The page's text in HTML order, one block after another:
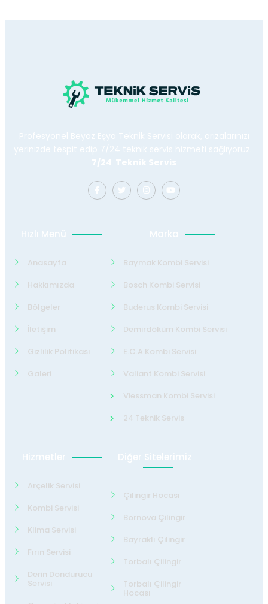
Profesyonel Beyaz Eşya Teknik Servisi olarak, arızalarınızı
yerinizde tespit edip 7/24 teknik servis hizmeti sağlıyoruz.
7/24 Teknik Servis
Hızlı Menü
Anasayfa
Hakkımızda
Bölgeler
İletişim
Gizlilik Politikası
Galeri
Marka
Baymak Kombi Servisi
Bosch Kombi Servisi
Buderus Kombi Servisi
Demirdöküm Kombi Servisi
E.C.A Kombi Servisi
Valiant Kombi Servisi
Viessman Kombi Servisi
24 Teknik Servis
Hizmetler
Arçelik Servisi
Kombi Servisi
Klima Servisi
Fırın Servisi
Derin Dondurucu
Servisi
Diğer Sitelerimiz
Çilingir Hocası
Bornova Çilingir
Bayraklı Çilingir
Torbalı Çilingir
Torbalı Çilingir
Hocası